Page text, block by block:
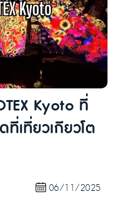
Kyoto ที่
ที่ยวเกียวโต
06/11/2025